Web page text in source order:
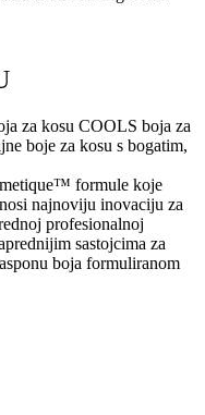
za kosu COOLS boja za
boje za kosu s bogatim,
formule koje
najnoviju inovaciju za
profesionalnoj
sastojcima za
boja formuliranom